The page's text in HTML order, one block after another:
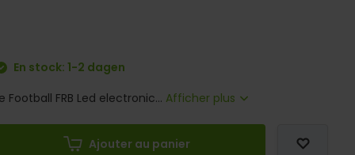
En stock: 1-2 dagen
FRB Led electronic... Afficher plus
Ajouter au panier